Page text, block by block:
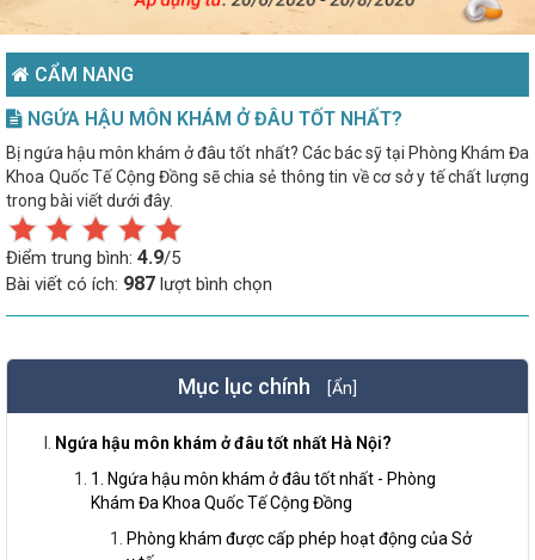
CẨM NANG
NGỨA HẬU MÔN KHÁM Ở ĐÂU TỐT NHẤT?
Bị ngứa hậu môn khám ở đâu tốt nhất? Các bác sỹ tại Phòng Khám Đa
Khoa Quốc Tế Cộng Đồng sẽ chia sẻ thông tin về cơ sở y tế chất lượng
trong bài viết dưới đây.
Điểm trung bình: 4.9/5
Bài viết có ích: 987 lượt bình chọn
Mục lục chính [Ẩn]
Ngứa hậu môn khám ở đâu tốt nhất Hà Nội?
1. Ngứa hậu môn khám ở đâu tốt nhất - Phòng
Khám Đa Khoa Quốc Tế Cộng Đồng
Phòng khám được cấp phép hoạt động của Sở